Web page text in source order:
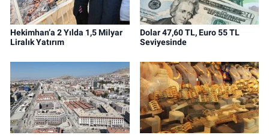
Hekimhan’a 2 Yılda 1,5 Milyar
Liralık Yatırım
Dolar 47,60 TL, Euro 55 TL
Seviyesinde